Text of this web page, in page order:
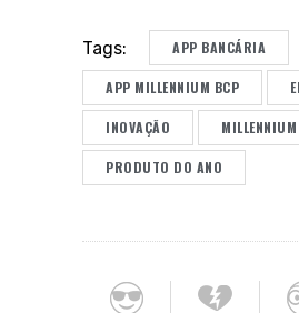
Tags: APP BANCÁRIA
APP MILLENNIUM BCP
INOVAÇÃO
PRODUTO DO ANO